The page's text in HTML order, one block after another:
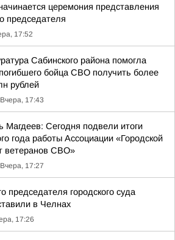
церемония представления
председателя
17:52
Сабинского района помогла
бойца СВО получить более
рублей
Вчера, 17:43
Магдеев: Сегодня подвели итоги
года работы Ассоциации «Городской
ветеранов СВО»
Вчера, 17:27
председателя городского суда
в Челнах
17:26